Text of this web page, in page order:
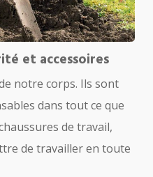
et accessoires
notre corps. Ils sont
dans tout ce que
de travail,
de travailler en toute